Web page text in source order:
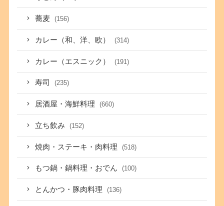
蕎麦 (156)
カレー（和、洋、欧） (314)
カレー（エスニック） (191)
寿司 (235)
居酒屋・海鮮料理 (660)
立ち飲み (152)
焼肉・ステーキ・肉料理 (518)
もつ鍋・鍋料理・おでん (100)
とんかつ・豚肉料理 (136)